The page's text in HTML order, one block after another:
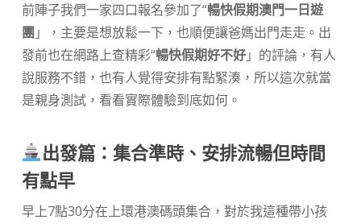
前陣子我們一家四口報名參加了“暢快假期澳門一日遊
團 」，主要是想放鬆一下，也順便讓爸媽出門走走。出
發前也在網路上查精彩“暢快假期好不好」的評論，有人
說服務不錯，也有人覺得安排有點緊湊，所以這次就當
是親身測試，看看實際體驗到底如何。
出發篇：集合準時、安排流暢但時間
有點早
早上7點30分在上環港澳碼頭集合，對於我這種帶小孩